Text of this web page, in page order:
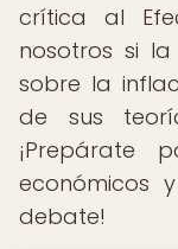
crítica al
nosotros si la
sobre la
de sus
¡Prepárate
económicos
debate!